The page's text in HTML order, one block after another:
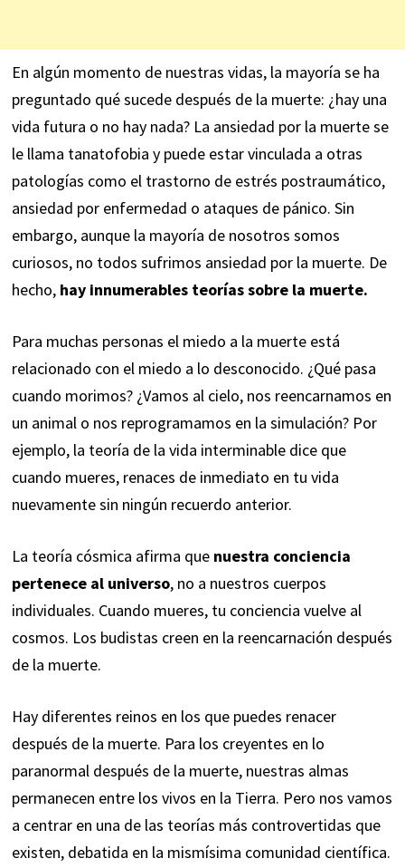
En algún momento de nuestras vidas, la mayoría se ha
preguntado qué sucede después de la muerte: ¿hay una
vida futura o no hay nada? La ansiedad por la muerte se
le llama tanatofobia y puede estar vinculada a otras
patologías como el trastorno de estrés postraumático,
ansiedad por enfermedad o ataques de pánico. Sin
embargo, aunque la mayoría de nosotros somos
curiosos, no todos sufrimos ansiedad por la muerte. De
hecho, hay innumerables teorías sobre la muerte.
Para muchas personas el miedo a la muerte está
relacionado con el miedo a lo desconocido. ¿Qué pasa
cuando morimos? ¿Vamos al cielo, nos reencarnamos en
un animal o nos reprogramamos en la simulación? Por
ejemplo, la teoría de la vida interminable dice que
cuando mueres, renaces de inmediato en tu vida
nuevamente sin ningún recuerdo anterior.
La teoría cósmica afirma que nuestra conciencia
pertenece al universo, no a nuestros cuerpos
individuales. Cuando mueres, tu conciencia vuelve al
cosmos. Los budistas creen en la reencarnación después
de la muerte.
Hay diferentes reinos en los que puedes renacer
después de la muerte. Para los creyentes en lo
paranormal después de la muerte, nuestras almas
permanecen entre los vivos en la Tierra. Pero nos vamos
a centrar en una de las teorías más controvertidas que
existen, debatida en la mismísima comunidad científica.